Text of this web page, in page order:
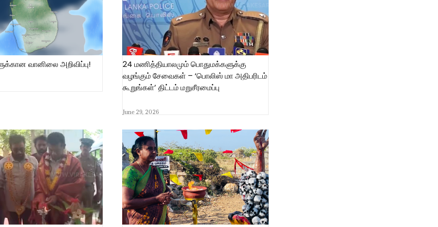
வானிலை அறிவிப்பு!
24 மணித்தியாலமும் பொதுமக்களுக்கு
வழங்கும் சேவைகள் – ‘பொலிஸ் மா அதிபரிடம்
கூறுங்கள்’ திட்டம் மறுசீரமைப்பு
June 29, 2026